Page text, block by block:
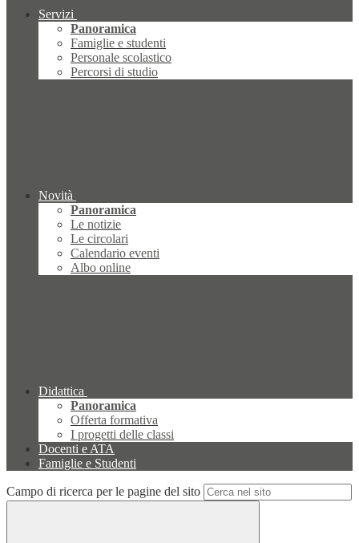
Servizi
Panoramica
Famiglie e studenti
Personale scolastico
Percorsi di studio
Novità
Panoramica
Le notizie
Le circolari
Calendario eventi
Albo online
Didattica
Panoramica
Offerta formativa
I progetti delle classi
Docenti e ATA
Famiglie e Studenti
Campo di ricerca per le pagine del sito